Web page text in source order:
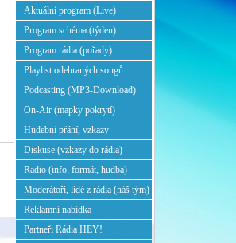
Aktuální program (Live)
Program schéma (týden)
Program rádia (pořady)
Playlist odehraných songů
Podcasting (MP3-Download)
On-Air (mapky pokrytí)
Hudební přání, vzkazy
Diskuse (vzkazy do rádia)
Radio (info, formát, hudba)
Moderátoři, lidé z rádia (náš tým)
Reklamní nabídka
Partneři Rádia HEY!